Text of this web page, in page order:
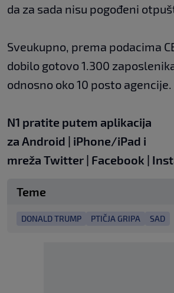
da za sada nisu pogođeni
Sveukupno, prema podacima
dobilo gotovo 1.300 zaposlenika
odnosno oko 10 posto agencije.
N1 pratite putem aplikacija
za Android | iPhone/iPad i
mreža Twitter | Facebook |
Teme
DONALD TRUMP PTIČJA GRIPA SAD